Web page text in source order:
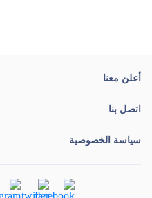
أعلن معنا
اتصل بنا
سياسة الخصوصية